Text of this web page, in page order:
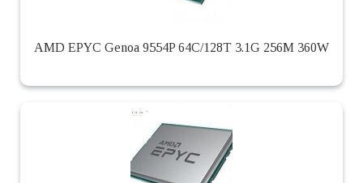
AMD EPYC Genoa 9554P 64C/128T 3.1G 256M 360W